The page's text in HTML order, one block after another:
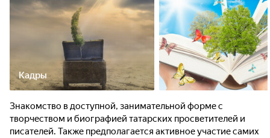
Кадры
Знакомство в доступной, занимательной форме с
творчеством и биографией татарских просветителей и
писателей. Также предполагается активное участие самих